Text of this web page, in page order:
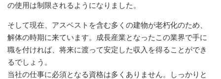
の使用は制限されるようになりました。
そして現在、アスベストを含む多くの建物が老朽化のため、
解体の時期に来ています。成長産業となったこの業界で手に
職を付ければ、将来に渡って安定した収入を得ることができ
るでしょう。
当社の仕事に必須となる資格は多くありません。しっかりと